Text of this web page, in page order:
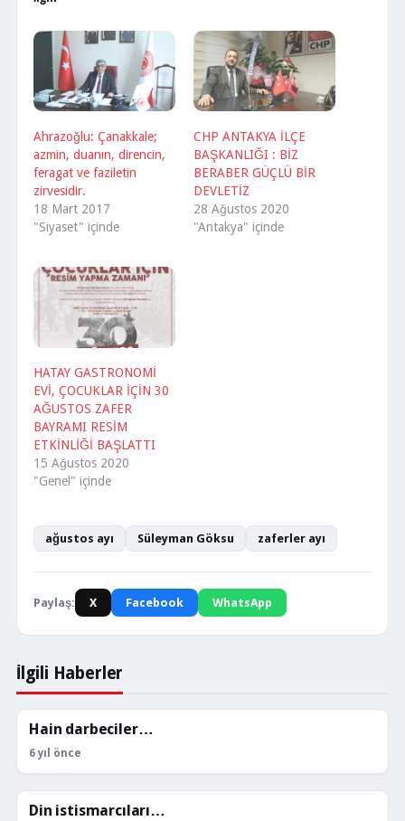
Ahrazoğlu: Çanakkale;
azmin, duanın, direncin,
feragat ve faziletin
zirvesidir.
18 Mart 2017
"Siyaset" içinde
CHP ANTAKYA İLÇE
BAŞKANLIĞI : BİZ
BERABER GÜÇLÜ BİR
DEVLETİZ
28 Ağustos 2020
"Antakya" içinde
HATAY GASTRONOMİ
EVİ, ÇOCUKLAR İÇİN 30
AĞUSTOS ZAFER
BAYRAMI RESİM
ETKİNLİĞİ BAŞLATTI
15 Ağustos 2020
"Genel" içinde
ağustos ayı Süleyman Göksu zaferler ayı
Paylaş: X Facebook WhatsApp
İlgili Haberler
KÖŞE YAZILARI
Hain darbeciler…
6 yıl önce
KÖŞE YAZILARI
Din istismarcıları…